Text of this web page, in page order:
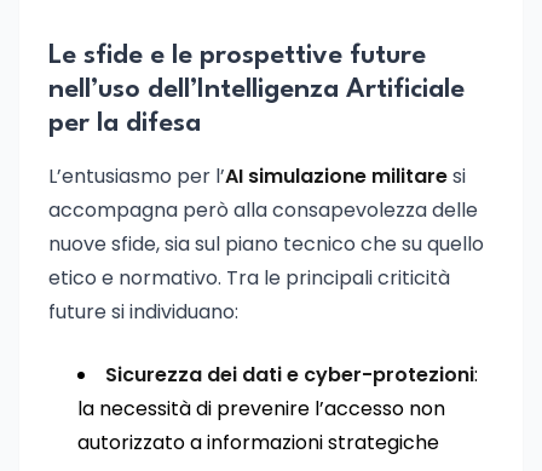
Le sfide e le prospettive future
nell’uso dell’Intelligenza Artificiale
per la difesa
L’entusiasmo per l’AI simulazione militaresi
accompagna però alla consapevolezza delle
nuove sfide, sia sul piano tecnico che su quello
etico e normativo. Tra le principali criticità
future si individuano:
Sicurezza dei dati e cyber-protezioni:
la necessità di prevenire l’accesso non
autorizzato a informazioni strategiche